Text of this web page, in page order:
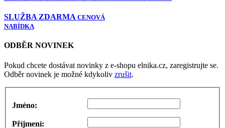
SLUŽBA ZDARMA CENOVÁ
NABÍDKA
ODBĚR NOVINEK
Pokud chcete dostávat novinky z e-shopu elnika.cz, zaregistrujte se.
Odběr novinek je možné kdykoliv zrušit.
Jméno:
Příjmení: